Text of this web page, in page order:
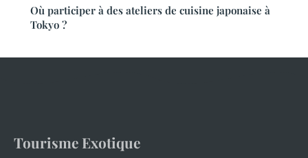
Où participer à des ateliers de cuisine japonaise à
Tokyo ?
Tourisme Exotique